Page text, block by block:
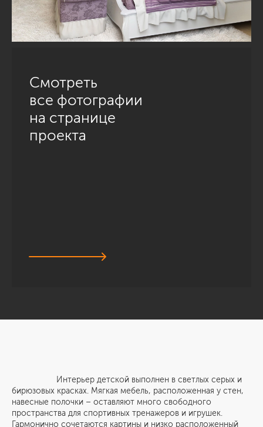
Смотреть
все фотографии
на странице
проекта
Интерьер детской выполнен в светлых серых и
бирюзовых красках. Мягкая мебель, расположенная у стен,
навесные полочки – оставляют много свободного
пространства для спортивных тренажеров и игрушек.
Гармонично сочетаются картины и низко расположенный